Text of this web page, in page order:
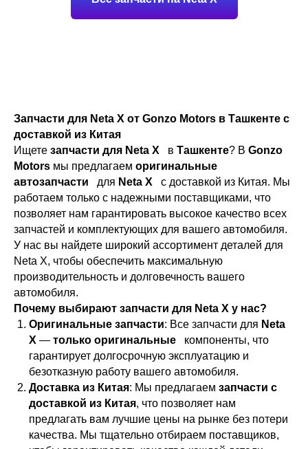
Запчасти для Neta X от Gonzo Motors в Ташкенте с
доставкой из Китая
Ищете запчасти для Neta X в Ташкенте? В Gonzo
Motors мы предлагаем оригинальные
автозапчасти
для Neta X
с доставкой из Китая. Мы
работаем только с надежными поставщиками, что
позволяет нам гарантировать высокое качество всех
запчастей и комплектующих для вашего автомобиля.
У нас вы найдете широкий ассортимент деталей для
Neta X, чтобы обеспечить максимальную
производительность и долговечность вашего
автомобиля.
Почему выбирают запчасти для Neta X у нас?
Оригинальные запчасти: Все запчасти для Neta
X — только оригинальные
компоненты, что
гарантирует долгосрочную эксплуатацию и
безотказную работу вашего автомобиля.
Доставка из Китая: Мы предлагаем запчасти с
доставкой из Китая, что позволяет нам
предлагать вам лучшие цены на рынке без потери
качества. Мы тщательно отбираем поставщиков,